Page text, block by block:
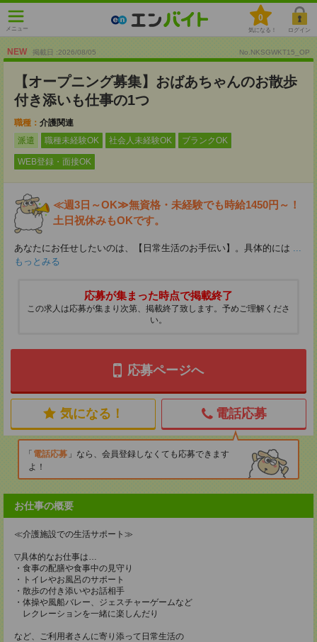
メニュー
0
気になる！ ログイン
NEW 掲載日 :2026/08/05 No.NKSGWKT15_OP
【オープニング募集】おばあちゃんのお散歩
付き添いも仕事の1つ
職種： 介護関連
派遣
職種未経験OK 社会人未経験OK ブランクOK
WEB登録・面接OK
≪週3日～OK≫無資格・未経験でも時給1450円～！
土日祝休みもOKです。
あなたにお任せしたいのは、【日常生活のお手伝い】。具体的には ...
もっとみる
応募が集まった時点で掲載終了
この求人は応募が集まり次第、掲載終了致します。予めご理解くださ
い。
応募ページへ
気になる！ 電話応募
電話応募
なら、会員登録しなくても応募できます
よ！
お仕事の概要
≪介護施設での生活サポート≫
▽具体的なお仕事は…
・食事の配膳や食事中の見守り
・トイレやお風呂のサポート
・散歩の付き添いやお話相手
・体操や風船バレー、ジェスチャーゲームなど
レクレーションを一緒に楽しんだり
など、ご利用者さんに寄り添って日常生活の